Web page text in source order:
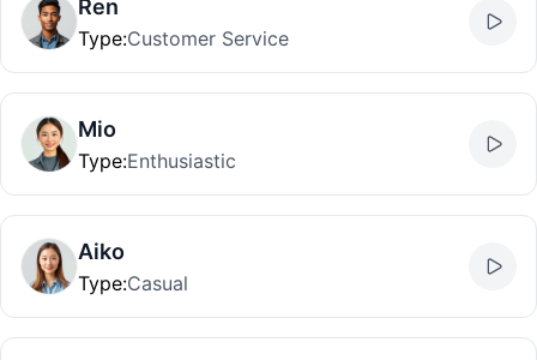
Ren
Type:Customer Service
Mio
Type:Enthusiastic
Aiko
Type:Casual